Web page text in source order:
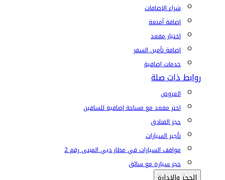
شراء الإضافات
إضافة أمتعة
اختيار مقعد
إضافة تأمين السفر
خدمات إضافية
روابط ذات صلة
العروض
اختر مقعد مع مساحة إضافية للساقين
حجز الفنادق
تأجير السيارات
مواقف السيارات في مطار دبي المبنى رقم 2
حجز سيارة مع سائق